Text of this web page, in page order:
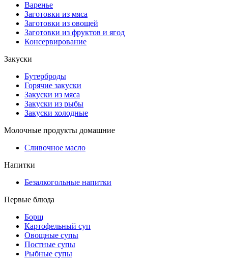
Варенье
Заготовки из мяса
Заготовки из овощей
Заготовки из фруктов и ягод
Консервирование
Закуски
Бутерброды
Горячие закуски
Закуски из мяса
Закуски из рыбы
Закуски холодные
Молочные продукты домашние
Сливочное масло
Напитки
Безалкогольные напитки
Первые блюда
Борщ
Картофельный суп
Овощные супы
Постные супы
Рыбные супы